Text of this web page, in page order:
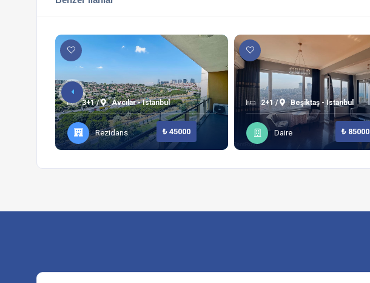
3+1 / Avcılar - Istanbul
Rezidans ₺ 45000
2+1 / Beşiktaş - Istanbul
Daire ₺ 85000